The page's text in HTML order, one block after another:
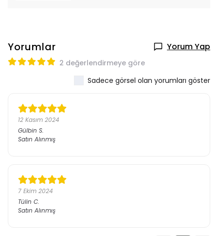
Yorumlar Yorum Yap
2 değerlendirmeye göre
Sadece görsel olan yorumları göster
12 Kasım 2024
Gülbin S.
Satın Alınmış
7 Ekim 2024
Tülin C.
Satın Alınmış